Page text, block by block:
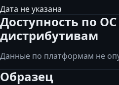
Дата не указана
Доступность по
дистрибутивам
Данные по платформам не
Образец